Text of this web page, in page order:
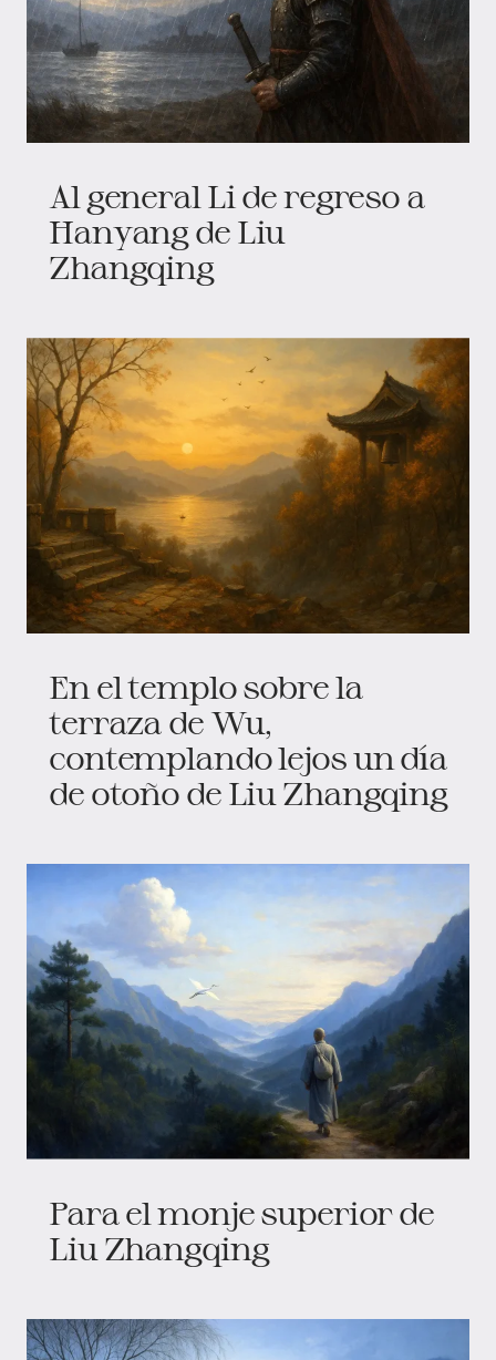
Al general Li de regreso a
Hanyang de Liu
Zhangqing
En el templo sobre la
terraza de Wu,
contemplando lejos un día
de otoño de Liu Zhangqing
Para el monje superior de
Liu Zhangqing